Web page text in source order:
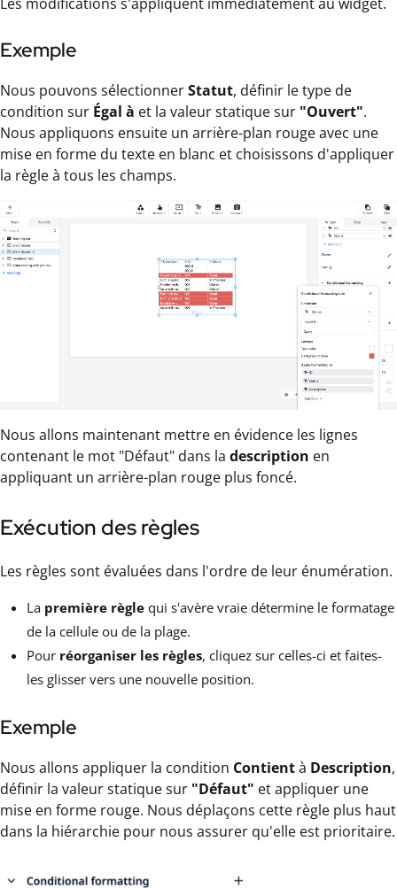
Exemple
Nous pouvons sélectionnerStatut, définir le type de
condition sur Égal à et la valeur statique sur "Ouvert".
Nous appliquons ensuite un arrière-plan rouge avec une
mise en forme du texte en blanc et choisissons d'appliquer
la règle à tous les champs.
Nous allons maintenant mettre en évidence les lignes
contenant le mot "Défaut" dans la description en
appliquant un arrière-plan rouge plus foncé.
Exécution des règles
Les règles sont évaluées dans l'ordre de leur énumération.
La première règle qui s'avère vraie détermine le formatage
de la cellule ou de la plage.
Pour réorganiser les règles, cliquez sur celles-ci et faites-
les glisser vers une nouvelle position.
Exemple
Nous allons appliquer la condition Contientà Description,
définir la valeur statique sur "Défaut" et appliquer une
mise en forme rouge. Nous déplaçons cette règle plus haut
dans la hiérarchie pour nous assurer qu'elle est prioritaire.